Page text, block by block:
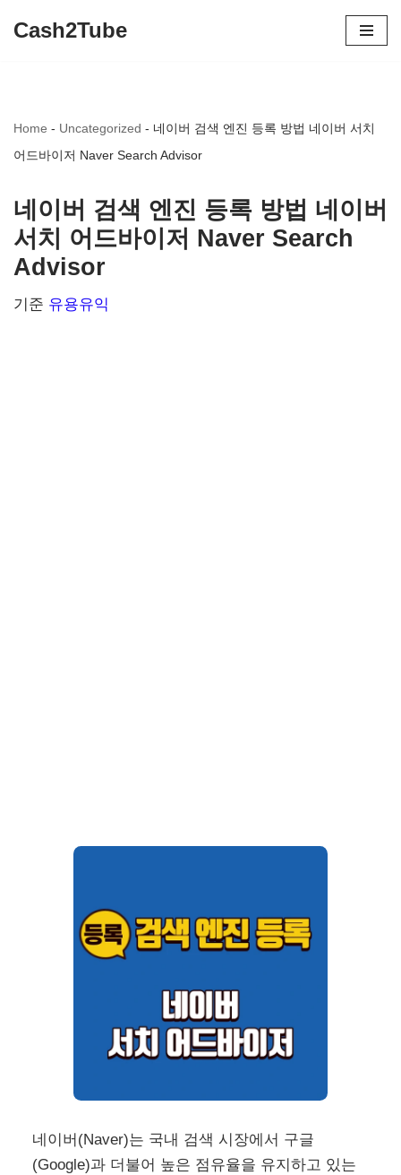
로
건
뛰
기
Cash2Tube
Home - Uncategorized - 네이버 검색 엔진 등록 방법 네이버 서치
어드바이저 Naver Search Advisor
네이버 검색 엔진 등록 방법 네이버
서치 어드바이저 Naver Search
Advisor
기준 유용유익
네이버(Naver)는 국내 검색 시장에서 구글
(Google)과 더불어 높은 점유율을 유지하고 있는